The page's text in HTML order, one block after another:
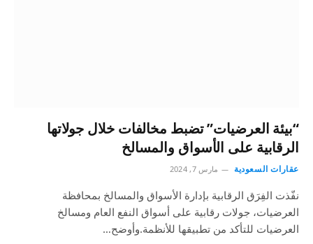
“بيئة العرضيات” تضبط مخالفات خلال جولاتها
الرقابية على الأسواق والمسالخ
عقارات السعودية مارس 7, 2024
نفّذت الفِرَق الرقابية بإدارة الأسواق والمسالخ بمحافظة
العرضيات، جولات رقابية على أسواق النفع العام ومسالخ
العرضيات للتأكد من تطبيقها للأنظمة.وأوضح…